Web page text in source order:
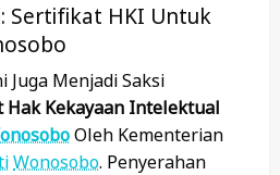
Sertifikat HKI Untuk
Juga Menjadi Saksi
Hak Kekayaan Intelektual
Oleh Kementerian
Wonosobo. Penyerahan